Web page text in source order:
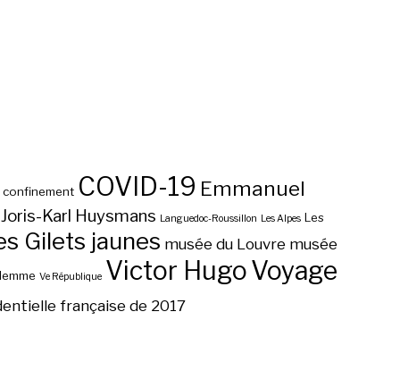
confinement COVID-19 Emmanuel
Joris-Karl Huysmans Languedoc-Roussillon Les Alpes Les
Gilets jaunes musée du Louvre musée
Ve République Victor HugoVoyage
française de 2017